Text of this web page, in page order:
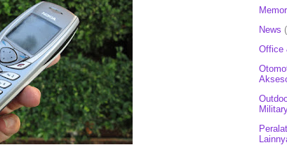
News
Office